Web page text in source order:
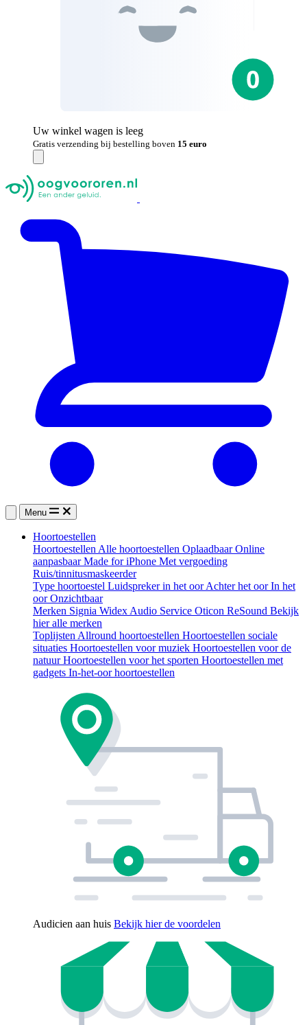
Uw winkel wagen is leeg
Gratis verzending bij bestelling boven 15 euro
Menu
Hoortoestellen
HoortoestellenAlle hoortoestellen OplaadbaarOnline
aanpasbaarMade for iPhone Met vergoeding
Ruis/tinnitusmaskeerder
Type hoortoestel Luidspreker in het oorAchter het oorIn het
oorOnzichtbaar
Merken Signia WidexAudio Service Oticon ReSound Bekijk
hier alle merken
ToplijstenAllround hoortoestellen Hoortoestellen sociale
situaties Hoortoestellen voor muziek Hoortoestellen voor de
natuurHoortoestellen voor het sporten Hoortoestellen met
gadgets In-het-oor hoortoestellen
Audicien aan huis Bekijk hier de voordelen